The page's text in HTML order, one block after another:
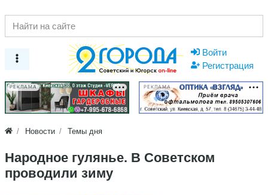
Войти
Регистрация
РЕКЛАМА РЕКЛАМА
Новости Темы дня
Народное гулянье. В Советском
проводили зиму